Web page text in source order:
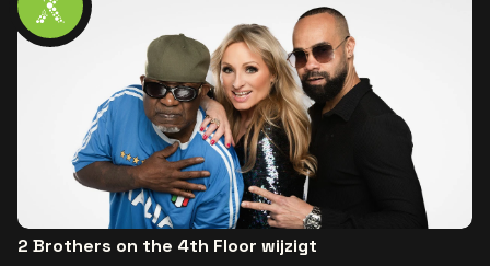
2 Brothers on the 4th Floor wijzigt